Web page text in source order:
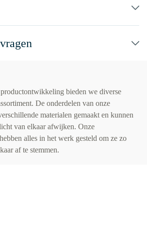
bieden we diverse
De onderdelen van onze
materialen gemaakt en kunnen
van elkaar afwijken. Onze
alles in het werk gesteld om ze zo
af te stemmen.